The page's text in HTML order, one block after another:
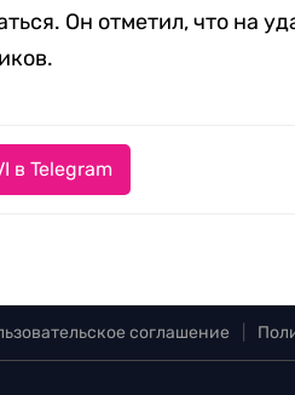
Он отметил, что на
в Telegram
соглашение